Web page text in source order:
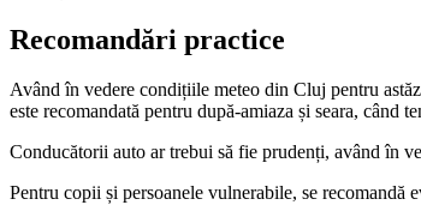
Recomandări practice
Având în vedere condițiile meteo din Cluj pentru
este recomandată pentru după-amiaza și seara, când
Conducătorii auto ar trebui să fie prudenți, având în
Pentru copii și persoanele vulnerabile, se recomandă